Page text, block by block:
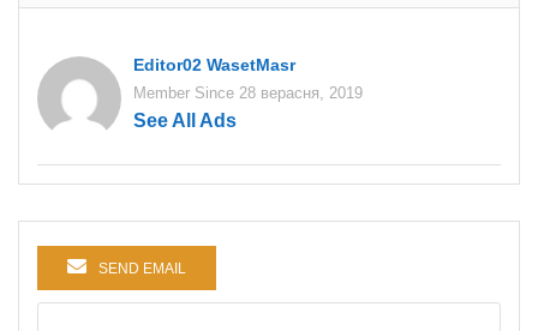
Editor02 WasetMasr
Member Since 28 верасня, 2019
See All Ads
SEND EMAIL